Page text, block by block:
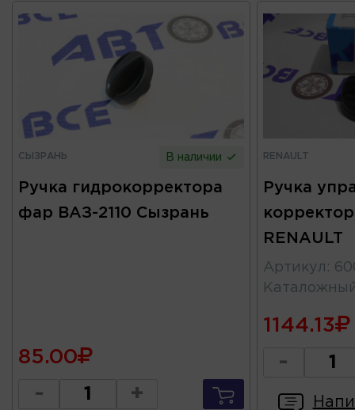
СЫЗРАНЬ В наличии
Ручка гидрокорректора
фар ВАЗ-2110 Сызрань
85.00
- +
RENAULT
Ручка
RENAULT
Артикул :
1144.13
-